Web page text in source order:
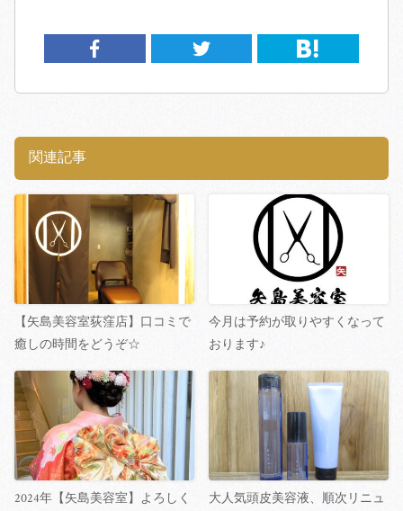
関連記事
【矢島美容室荻窪店】口コミで
癒しの時間をどうぞ☆
今月は予約が取りやすくなって
おります♪
2024年【矢島美容室】よろしく
大人気頭皮美容液、順次リニュ